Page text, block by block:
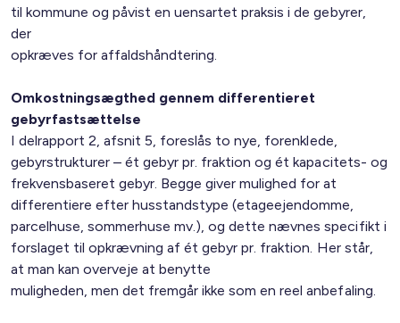
til kommune og påvist en uensartet praksis i de gebyrer,
der
opkræves for affaldshåndtering.
Omkostningsægthed gennem differentieret
gebyrfastsættelse
I delrapport 2, afsnit 5, foreslås to nye, forenklede,
gebyrstrukturer – ét gebyr pr. fraktion og ét kapacitets- og
frekvensbaseret gebyr. Begge giver mulighed for at
differentiere efter husstandstype (etageejendomme,
parcelhuse, sommerhuse mv.), og dette nævnes specifikt i
forslaget til opkrævning af ét gebyr pr. fraktion. Her står,
at man kan overveje at benytte
muligheden, men det fremgår ikke som en reel anbefaling.